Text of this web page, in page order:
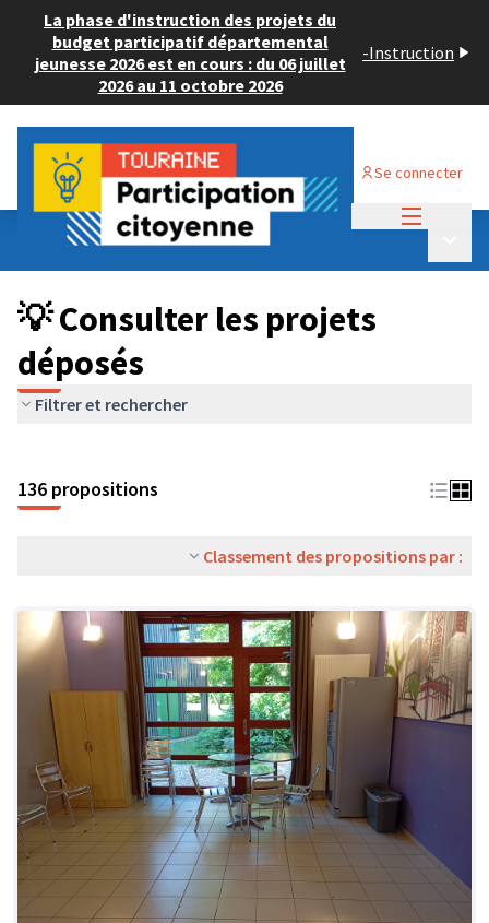
La phase d'instruction des projets du
budget participatif départemental
jeunesse 2026 est en cours : du 06 juillet
2026 au 11 octobre 2026
-Instruction
Se connecter
Budget Participatif JEUNESSE 2024
💡 Consulter les projets déposés
💡 Consulter les projets
déposés
Filtrer et rechercher
136 propositions
Classement des propositions par :